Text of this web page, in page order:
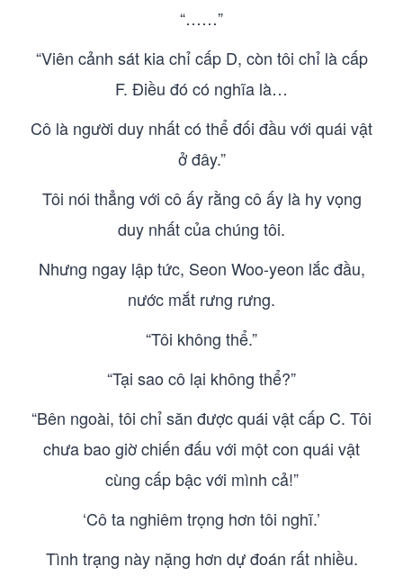
“……”
“Viên cảnh sát kia chỉ cấp D, còn tôi chỉ là cấp
F. Điều đó có nghĩa là…
Cô là người duy nhất có thể đối đầu với quái vật
ở đây.”
Tôi nói thẳng với cô ấy rằng cô ấy là hy vọng
duy nhất của chúng tôi.
Nhưng ngay lập tức, Seon Woo-yeon lắc đầu,
nước mắt rưng rưng.
“Tôi không thể.”
“Tại sao cô lại không thể?”
“Bên ngoài, tôi chỉ săn được quái vật cấp C. Tôi
chưa bao giờ chiến đấu với một con quái vật
cùng cấp bậc với mình cả!”
‘Cô ta nghiêm trọng hơn tôi nghĩ.’
Tình trạng này nặng hơn dự đoán rất nhiều.